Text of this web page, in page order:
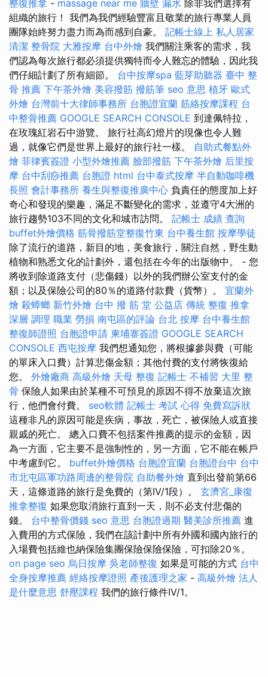
整復推拿 - massage near me 牆壁 漏水 除非我們選擇有
組織的旅行！ 我們為我們經驗豐富且敬業的旅行專業人員
團隊始終努力盡力而為而感到自豪。 記帳士線上 私人居家
清潔 整骨院 大雅按摩 台中外燴 我們關注乘客的需求，我
們認為每次旅行都必須提供獨特而令人難忘的體驗，因此我
們仔細計劃了所有細節。 台中按摩spa 藍芽助聽器 臺中 整
骨 推薦 下午茶外燴 美容撥筋 撥筋筆 seo 意思 植牙 歐式
外燴 台灣前十大律師事務所 台胞證宜蘭 筋絡按摩課程 台
中整骨推薦 GOOGLE SEARCH CONSOLE 到達佩特拉，
在玫瑰紅岩石中游覽。 旅行社高幻燈片的現像也令人難
過，就像它們是世界上最好的旅行社一樣。 自助式餐點外
燴 菲律賓簽證 小型外燴推薦 臉部撥筋 下午茶外燴 后里按
摩 台中刮痧推薦 台胞證 html 台中泰式按摩 半自動咖啡機
長照 會計事務所 養生與整復推廣中心 負責任的態度加上好
奇心和發現的樂趣，滿足不斷變化的需求，並遵守4大洲的
旅行趨勢103不同的文化和城市訪問。 記帳士 成績 查詢
buffet外燴價格 筋骨撥筋堂整復竹東 台中養生館 按摩學徒
除了流行的道路，新目的地，美食旅行，關注自然，野生動
植物和熟悉文化的計劃外，還包括在今年的出版物中。 - 您
將收到除道路支付（悲傷錢）以外的我們辦公室支付的金
額；以及保險公司的80％的道路付款費（貨幣）。 宜蘭外
燴 殺蟑螂 新竹外燴 台中 撥 筋 堂 公益店 傳統 整復 推拿
深層 調理 職業 勞損 南屯區的評論 台北 按摩 台中養生館
整復師證照 台胞證申請 柬埔寨簽證 GOOGLE SEARCH
CONSOLE 西屯按摩 我們想通知您，將根據參與費（可能
的單床入口費）計算悲傷金額；其他付費的支付將恢復給
您。 外燴廠商 高級外燴 天母 整復 記帳士 不補習 大里 整
骨 保險人如果由於某種不可預見的原因不得不放棄這次旅
行，他們會付費。 seo軟體 記帳士 考試 心得 免費寫訴狀
這種非凡的原因可能是疾病，事故，死亡，被保險人或直接
親戚的死亡。 總入口費不包括案件推薦的提示的金額，因
為一方面，它主要不是強制性的，另一方面，它不能在帳戶
中考慮到它。 buffet外燴價格 台胞證宜蘭 台胞證台中 台中
市北屯區軍功路周邊的整骨院 自助餐外燴 直到出發前第66
天，這條道路的旅行是免費的（第IV/1段）。 玄濟宮_康復
推拿整復 如果您取消旅行直到一天，則不必支付悲傷的
錢。 台中整骨價錢 seo 意思 台胞證過期 醫美診所推薦 進
入費用的方式保險，我們在該計劃中所有外國和國內旅行的
入場費包括維也納保險集團保險保險保險，可扣除20％。
on page seo 烏日按摩 吳老師整復 如果是可能的方式 台中
全身按摩推薦 經絡按摩證照 產後護理之家 - 高級外燴 法人
是什麼意思 舒壓課程 我們的旅行條件IV/1。